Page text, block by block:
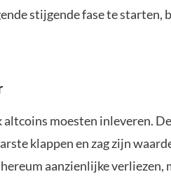
stijgende fase te starten,
moesten inleveren.
klappen en zag zijn
aanzienlijke verliezen,